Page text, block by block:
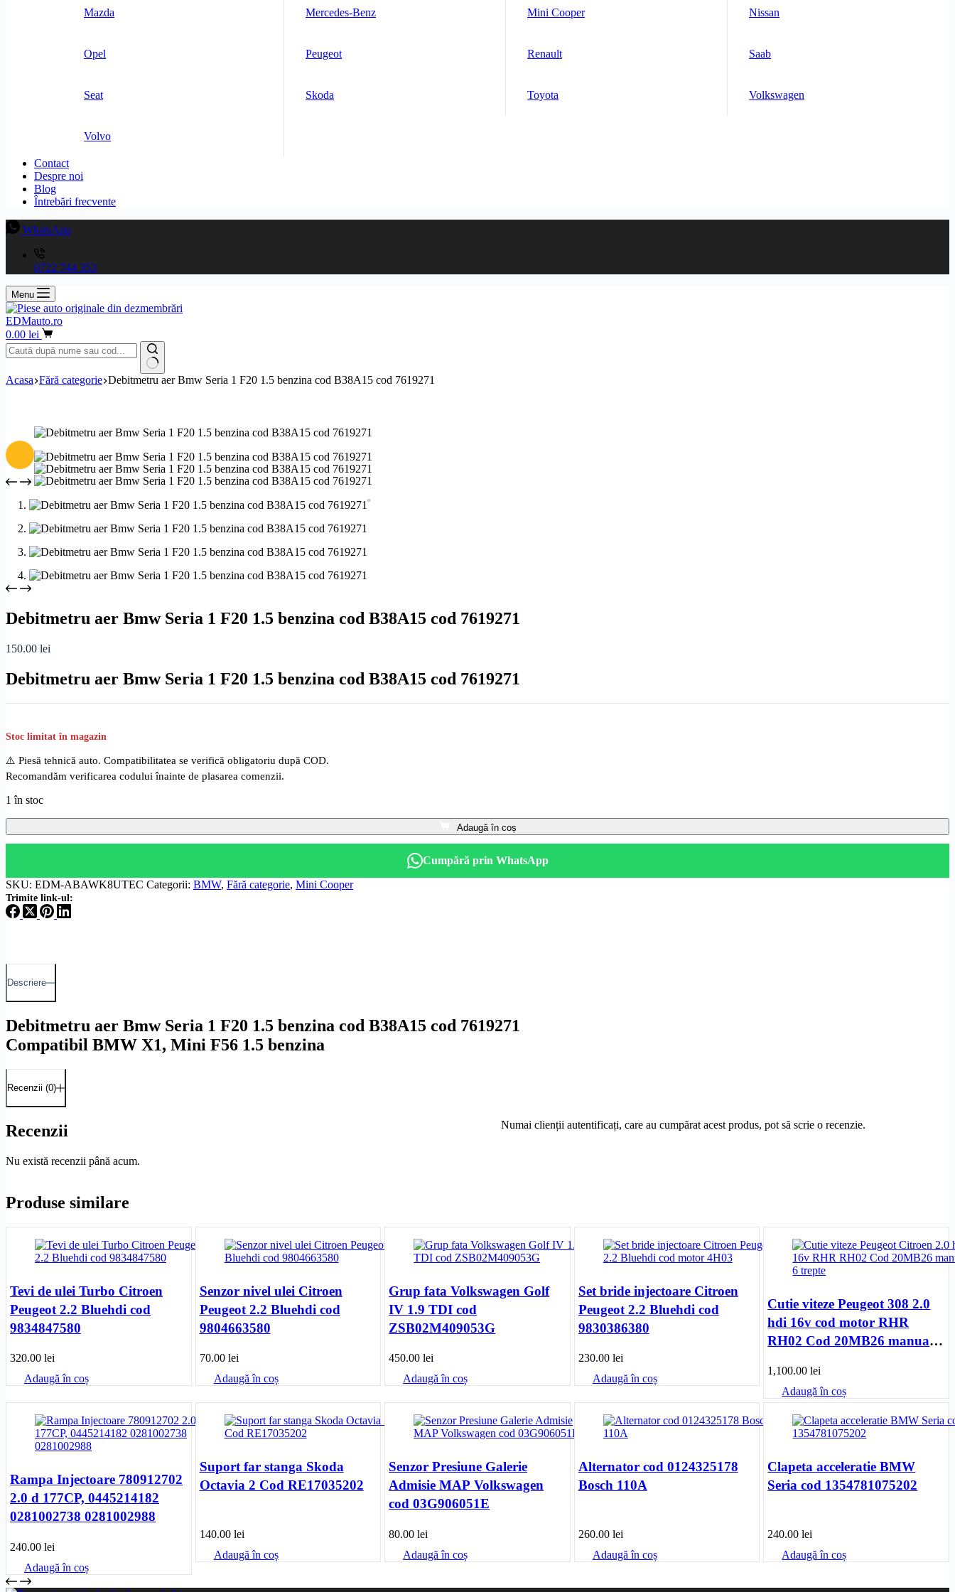
Mazda Mercedes-Benz Mini Cooper Nissan
Opel Peugeot Renault Saab
Seat Skoda Toyota Volkswagen
Volvo
Contact
Despre noi
Blog
Întrebări frecvente
WhatsApp
0722 744 353
Menu
EDMauto.ro
Coș
de
cumpărături
0.00 lei
Niciun
Acasa Fără categorie Debitmetru aer Bmw Seria 1 F20 1.5 benzina cod B38A15 cod 7619271
Debitmetru aer Bmw Seria 1 F20 1.5 benzina cod B38A15 cod 7619271
150.00 lei
Debitmetru aer Bmw Seria 1 F20 1.5 benzina cod B38A15 cod 7619271
Stoc limitat în magazin
⚠️ Piesă tehnică auto. Compatibilitatea se verifică obligatoriu după COD.
Recomandăm verificarea codului înainte de plasarea comenzii.
1 în stoc
Adaugă în coș
Cumpără prin WhatsApp
SKU: EDM-ABAWK8UTEC Categorii: BMW, Fără categorie, Mini Cooper
Trimite link-ul:
Descriere
Debitmetru aer Bmw Seria 1 F20 1.5 benzina cod B38A15 cod 7619271
Compatibil BMW X1, Mini F56 1.5 benzina
Recenzii (0)
Recenzii
Nu există recenzii până acum.
Numai clienții autentificați, care au cumpărat acest produs, pot să scrie o recenzie.
Produse similare
Tevi de ulei Turbo Citroen
Peugeot 2.2 Bluehdi cod
9834847580
320.00 lei
Adaugă în coș
Senzor nivel ulei Citroen
Peugeot 2.2 Bluehdi cod
9804663580
70.00 lei
Adaugă în coș
Grup fata Volkswagen Golf
IV 1.9 TDI cod
ZSB02M409053G
450.00lei
Adaugă în coș
Set bride injectoare Citroen
Peugeot 2.2 Bluehdi cod
9830386380
230.00 lei
Adaugă în coș
Cutie viteze Peugeot 308 2.0
hdi 16v cod motor RHR
RH02 Cod 20MB26 manuala
1,100.00lei
Adaugă în coș
Rampa Injectoare 780912702
2.0 d 177CP, 0445214182
0281002738 0281002988
240.00 lei
Adaugă în coș
Suport far stanga Skoda
Octavia 2 Cod RE17035202
140.00 lei
Adaugă în coș
Senzor Presiune Galerie
Admisie MAP Volkswagen
cod 03G906051E
80.00lei
Adaugă în coș
Alternator cod 0124325178
Bosch 110A
260.00 lei
Adaugă în coș
Clapeta acceleratie BMW
Seria cod 1354781075202
240.00lei
Adaugă în coș